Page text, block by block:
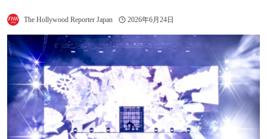
The Hollywood Reporter Japan 2026年6月24日